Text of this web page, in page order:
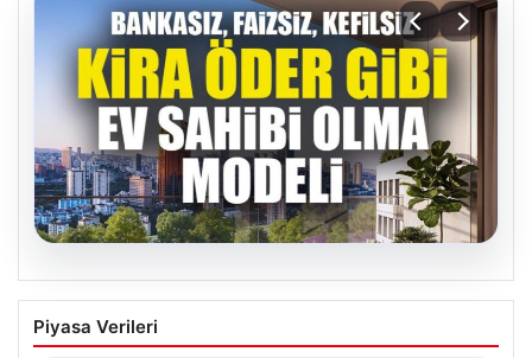
07.08.2026
DAP Yapı’dan bir ilk! Emlak Konut
güvencesi Dap vizyonuyla kendi
Piyasa Verileri